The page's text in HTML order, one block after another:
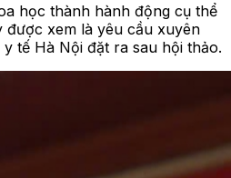
học thành hành động cụ thể
được xem là yêu cầu xuyên
tế Hà Nội đặt ra sau hội thảo.